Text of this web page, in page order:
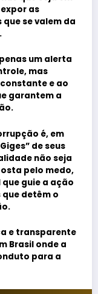
as
se valem da
um alerta
mas
e ao
garantem a
é, em
de seus
não seja
pelo medo,
guie a ação
detêm o
e transparente
Brasil onde a
para a